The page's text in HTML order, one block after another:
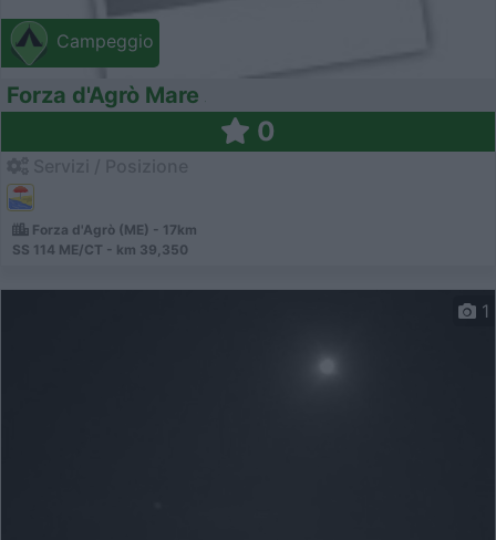
Campeggio
Forza d'Agrò Mare
0
Forza d'Agrò (ME) - 17km
SS 114 ME/CT - km 39,350
1